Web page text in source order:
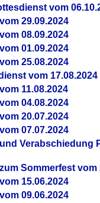
vom
29.09.2024
08.09.2024
01.09.2024
25.08.2024
vom 17.08.2024
11.08.2024
04.08.2024
20.07.2024
07.07.2024
Verabschiedung
Sommerfest vom
15.06.2024
09.06.2024